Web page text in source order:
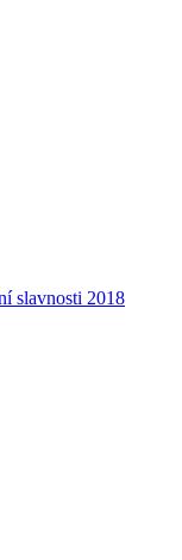
slavnosti 2018